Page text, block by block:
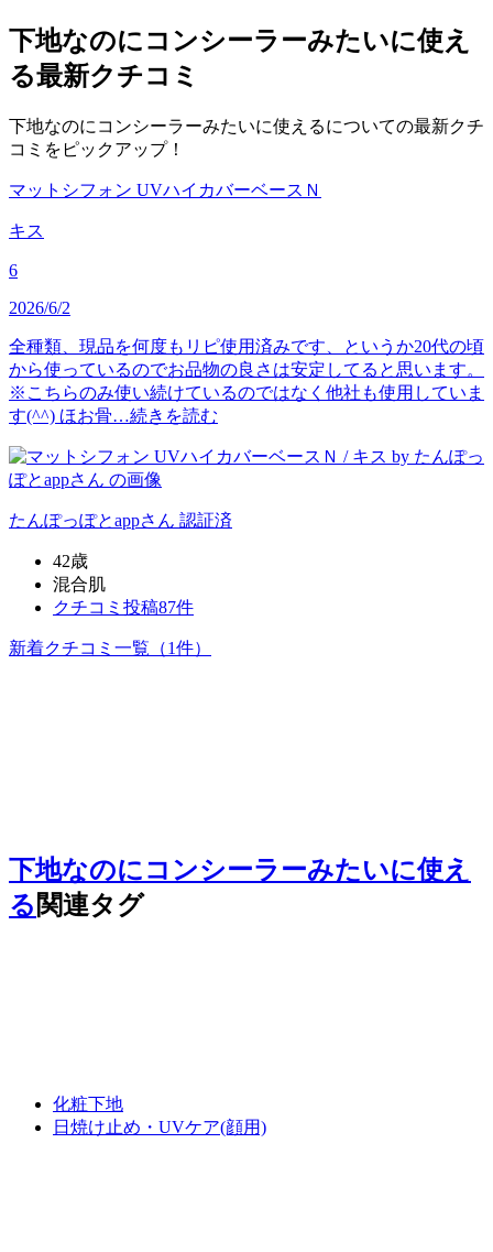
下地なのにコンシーラーみたいに使え
る最新クチコミ
下地なのにコンシーラーみたいに使えるについての最新クチ
コミをピックアップ！
マットシフォン UVハイカバーベースＮ
キス
6
2026/6/2
全種類、現品を何度もリピ使用済みです、というか20代の頃
から使っているのでお品物の良さは安定してると思います。
※こちらのみ使い続けているのではなく他社も使用していま
す(^^) ほお骨…続きを読む
たんぽっぽとappさん 認証済
42歳
混合肌
クチコミ投稿87件
新着クチコミ一覧 （1件）
下地なのにコンシーラーみたいに使え
る 関連タグ
化粧下地
日焼け止め・UVケア(顔用)